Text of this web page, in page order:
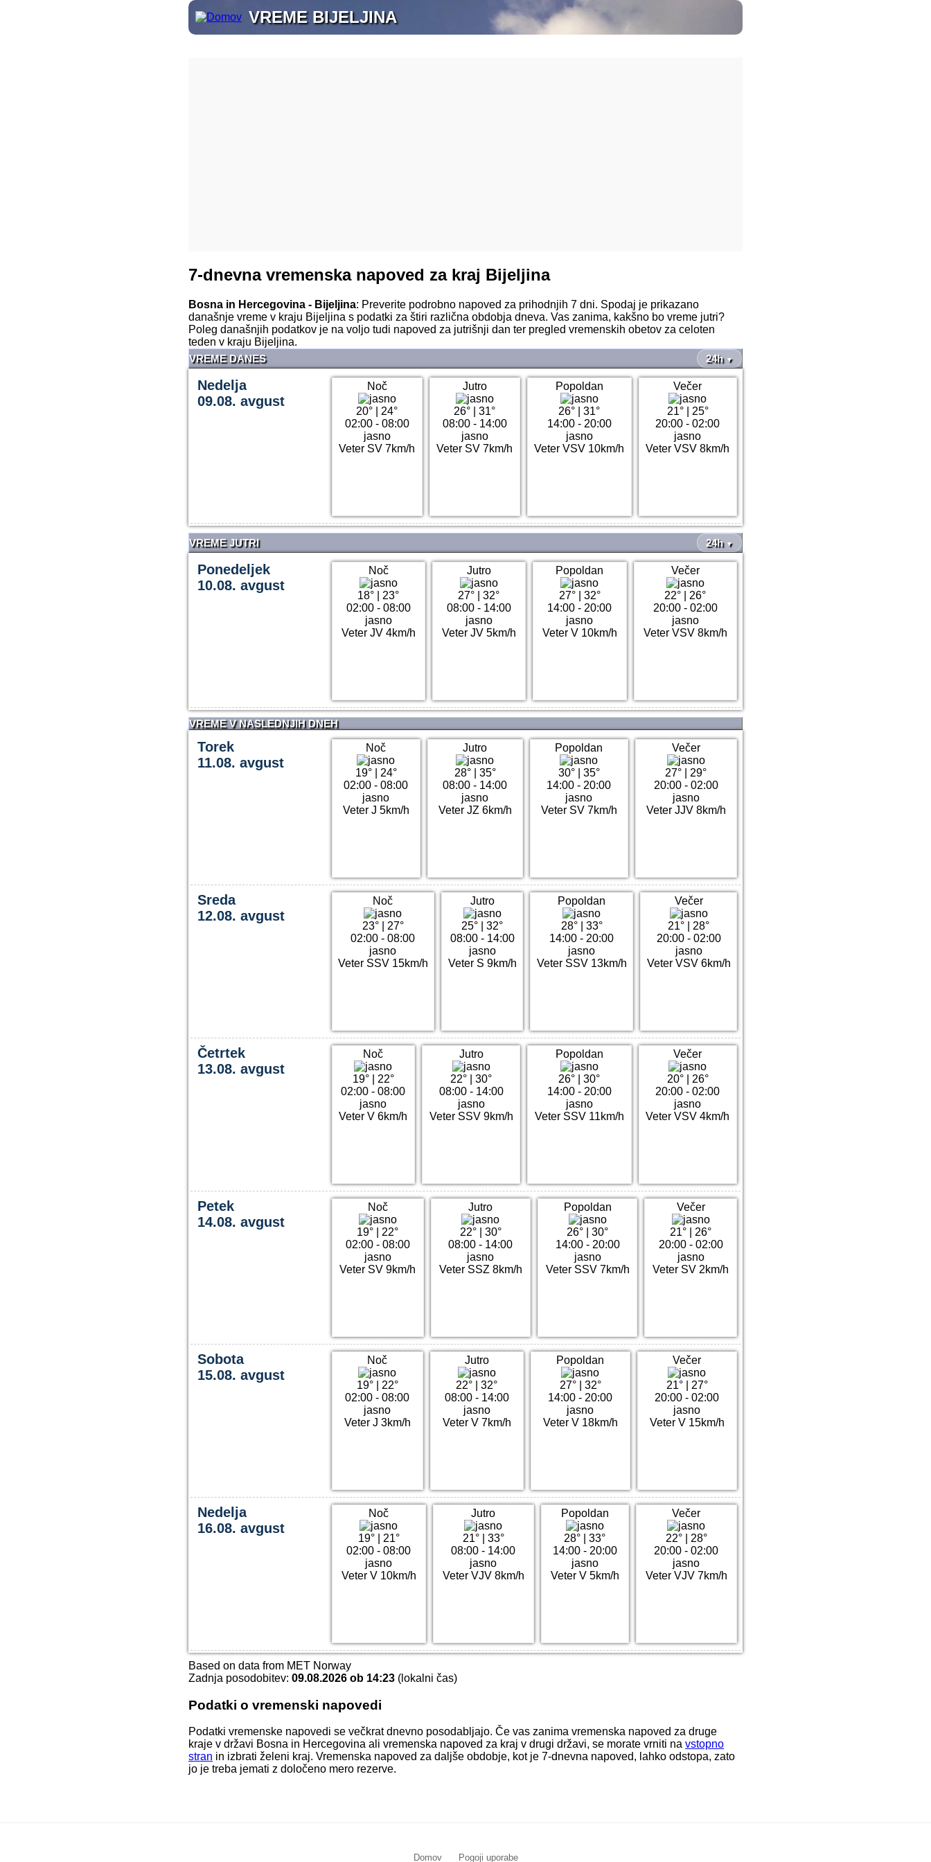
VREME BIJELJINA
7-dnevna vremenska napoved za kraj Bijeljina
Bosna in Hercegovina - Bijeljina: Preverite podrobno napoved za prihodnjih 7 dni. Spodaj je prikazano
današnje vreme v kraju Bijeljina s podatki za štiri različna obdobja dneva. Vas zanima, kakšno bo vreme jutri?
Poleg današnjih podatkov je na voljo tudi napoved za jutrišnji dan ter pregled vremenskih obetov za celoten
teden v kraju Bijeljina.
VREME DANES
24h ▼
Nedelja
09.08. avgust
Noč
20°
24°
02:00 - 08:00
jasno
Veter SV 7km/h
Jutro
26° |31°
08:00 - 14:00
jasno
Veter SV 7km/h
Popoldan
26° |31°
14:00 - 20:00
jasno
Veter VSV 10km/h
Večer
21°| 25°
20:00 - 02:00
jasno
Veter VSV 8km/h
VREME JUTRI 24h ▼
Ponedeljek
10.08. avgust
Noč
18°
23°
02:00 - 08:00
jasno
Veter JV 4km/h
Jutro
27° |32°
08:00 - 14:00
jasno
Veter JV 5km/h
Popoldan
27°| 32°
14:00 - 20:00
jasno
Veter V 10km/h
Večer
22°
26°
20:00 - 02:00
jasno
Veter VSV 8km/h
VREME V NASLEDNJIH DNEH
Torek
11.08. avgust
Noč
19°| 24°
02:00 - 08:00
jasno
Veter J 5km/h
Jutro
28°| 35°
08:00 - 14:00
jasno
Veter JZ 6km/h
Popoldan
30°| 35°
14:00 - 20:00
jasno
Veter SV 7km/h
Večer
27°
29°
20:00 - 02:00
jasno
Veter JJV 8km/h
Sreda
12.08. avgust
Noč
23°| 27°
02:00 - 08:00
jasno
Veter SSV 15km/h
Jutro
25° |32°
08:00 - 14:00
jasno
Veter S 9km/h
Popoldan
28°| 33°
14:00 - 20:00
jasno
Veter SSV 13km/h
Večer
21°
28°
20:00 - 02:00
jasno
Veter VSV 6km/h
Četrtek
13.08. avgust
Noč
19°| 22°
02:00 - 08:00
jasno
Veter V 6km/h
Jutro
22° |30°
08:00 - 14:00
jasno
Veter SSV 9km/h
Popoldan
26° |30°
14:00 - 20:00
jasno
Veter SSV 11km/h
Večer
20°| 26°
20:00 - 02:00
jasno
Veter VSV 4km/h
Petek
14.08. avgust
Noč
19°
22°
02:00 - 08:00
jasno
Veter SV 9km/h
Jutro
22°| 30°
08:00 - 14:00
jasno
Veter SSZ 8km/h
Popoldan
26° |30°
14:00 - 20:00
jasno
Veter SSV 7km/h
Večer
21°
26°
20:00 - 02:00
jasno
Veter SV 2km/h
Sobota
15.08. avgust
Noč
19°| 22°
02:00 - 08:00
jasno
Veter J 3km/h
Jutro
22° |32°
08:00 - 14:00
jasno
Veter V 7km/h
Popoldan
27°| 32°
14:00 - 20:00
jasno
Veter V 18km/h
Večer
21°| 27°
20:00 - 02:00
jasno
Veter V 15km/h
Nedelja
16.08. avgust
Noč
19°| 21°
02:00 - 08:00
jasno
Veter V 10km/h
Jutro
21°| 33°
08:00 - 14:00
jasno
Veter VJV 8km/h
Popoldan
28° |33°
14:00 - 20:00
jasno
Veter V 5km/h
Večer
22°| 28°
20:00 - 02:00
jasno
Veter VJV 7km/h
Based on data from MET Norway
Zadnja posodobitev: 09.08.2026 ob 14:23 (lokalni čas)
Podatki o vremenski napovedi
Podatki vremenske napovedi se večkrat dnevno posodabljajo. Če vas zanima vremenska napoved za druge
kraje v državi Bosna in Hercegovina ali vremenska napoved za kraj v drugi državi, se morate vrniti na vstopno
stran in izbrati želeni kraj. Vremenska napoved za daljše obdobje, kot je 7-dnevna napoved, lahko odstopa, zato
jo je treba jemati z določeno mero rezerve.
Domov Pogoji uporabe